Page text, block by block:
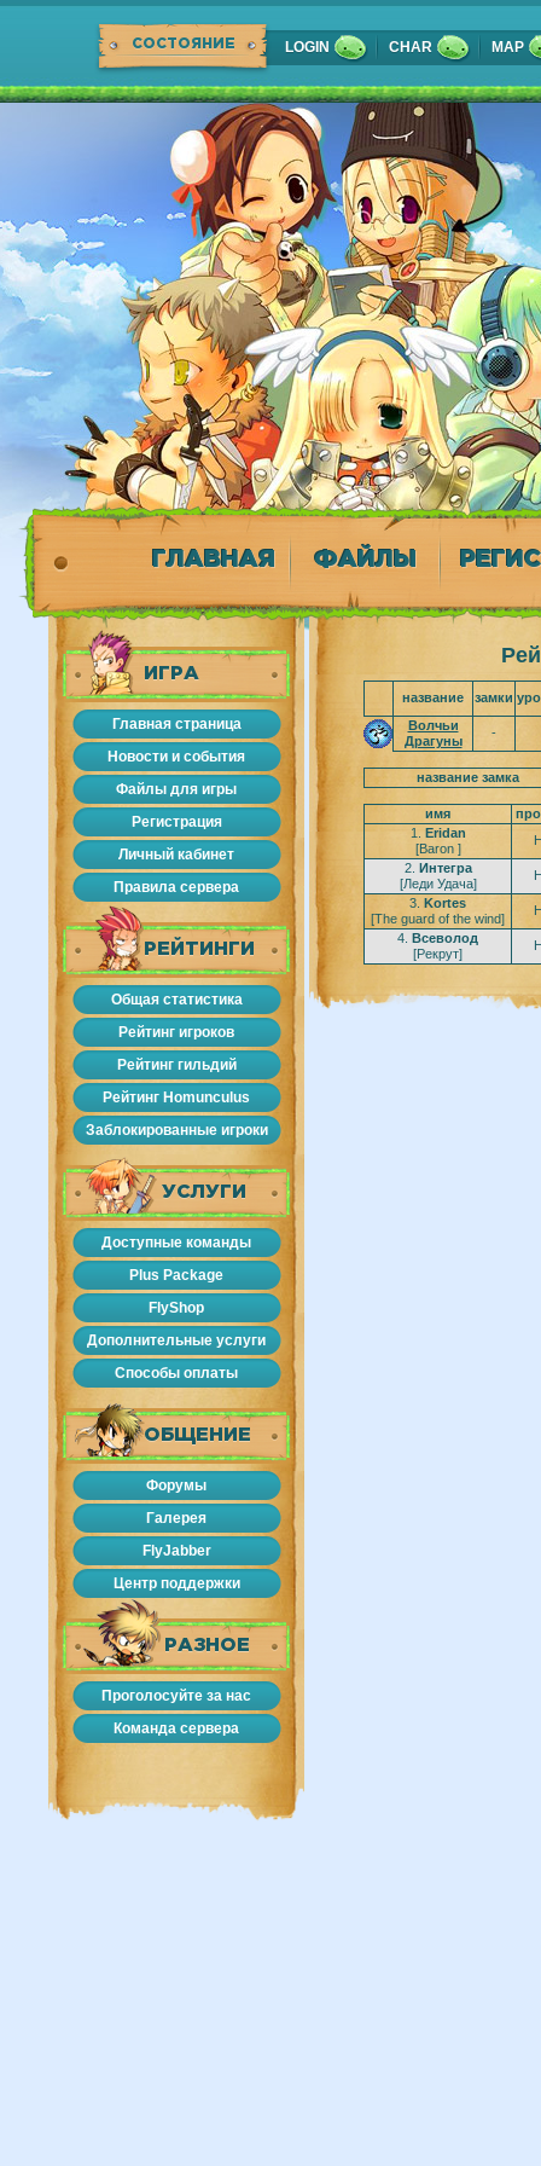
СОСТОЯНИЕ LOGIN CHAR MAP
ГЛАВНАЯ ФАЙЛЫ
название замки
Волчьи
Драгуны
-
название замка
имя
1. Eridan
[Baron ]
2. Интегра
[Леди Удача]
3. Kortes
[The guard of the wind]
4. Всеволод
[Рекрут]
ИГРА
Главная страница
Новости и события
Файлы для игры
Регистрация
Личный кабинет
Правила сервера
РЕЙТИНГИ
Общая статистика
Рейтинг игроков
Рейтинг гильдий
Рейтинг Homunculus
Заблокированные игроки
УСЛУГИ
Доступные команды
Plus Package
FlyShop
Дополнительные услуги
Способы оплаты
ОБЩЕНИЕ
Форумы
Галерея
FlyJabber
Центр поддержки
РАЗНОЕ
Проголосуйте за нас
Команда сервера